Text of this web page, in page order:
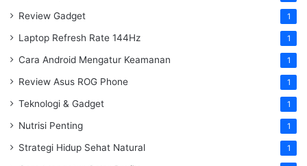
Review Gadget 1
Laptop Refresh Rate 144Hz 1
Cara Android Mengatur Keamanan 1
Review Asus ROG Phone 1
Teknologi & Gadget 1
Nutrisi Penting 1
Strategi Hidup Sehat Natural 1